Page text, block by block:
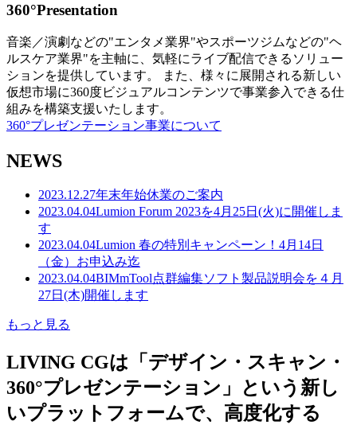
360°Presentation
音楽／演劇などの"エンタメ業界"やスポーツジムなどの"ヘ
ルスケア業界"を主軸に、気軽にライブ配信できるソリュー
ションを提供しています。 また、様々に展開される新しい
仮想市場に360度ビジュアルコンテンツで事業参入できる仕
組みを構築支援いたします。
360°プレゼンテーション事業について
NEWS
2023.12.27年末年始休業のご案内
2023.04.04Lumion Forum 2023を4月25日(火)に開催しま
す
2023.04.04Lumion 春の特別キャンペーン！4月14日
（金）お申込み迄
2023.04.04BIMmTool点群編集ソフト製品説明会を４月
27日(木)開催します
もっと見る
LIVING CGは「デザイン・スキャン・
360°プレゼンテーション」という新し
いプラットフォームで、高度化する